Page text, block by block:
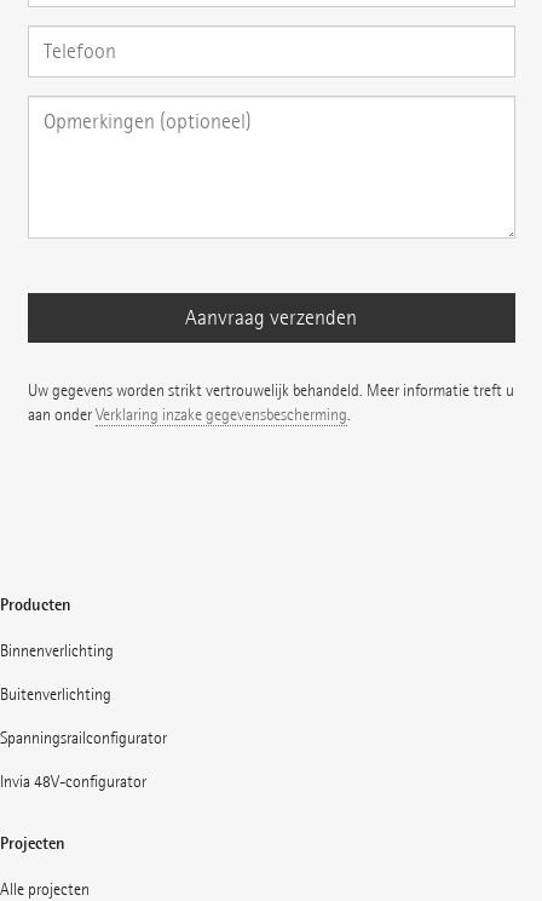
Uw gegevens worden strikt vertrouwelijk behandeld. Meer informatie treft u
aan onderVerklaring inzake gegevensbescherming.
Producten
Binnenverlichting
Buitenverlichting
Spanningsrailconfigurator
Invia 48V-configurator
Projecten
Alle projecten